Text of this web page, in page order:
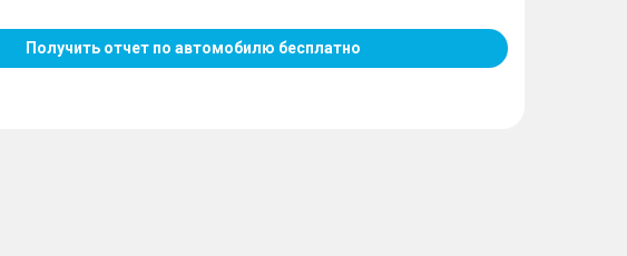
Получить отчет по автомобилю бесплатно